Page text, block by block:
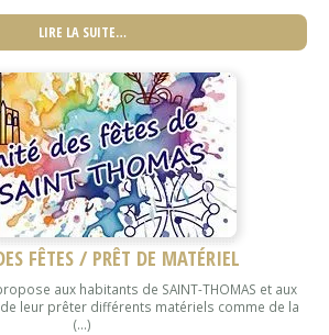
LIRE LA SUITE…
FÊTES / PRÊT DE MATÉRIEL
aux habitants de SAINT-THOMAS et aux
leur prêter différents matériels comme de la
(...)